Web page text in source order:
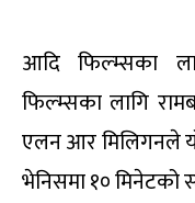
आदि फिल्म्सका
फिल्म्सका लागि
एलन आर मिलिगनले
भेनिसमा १० मिनेटको